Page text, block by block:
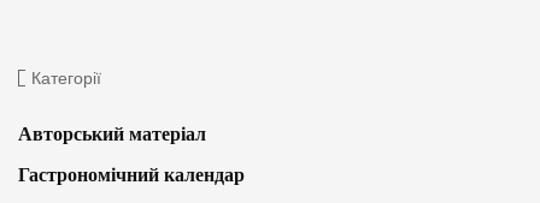
Категорії
Авторський матеріал
Гастрономічний календар